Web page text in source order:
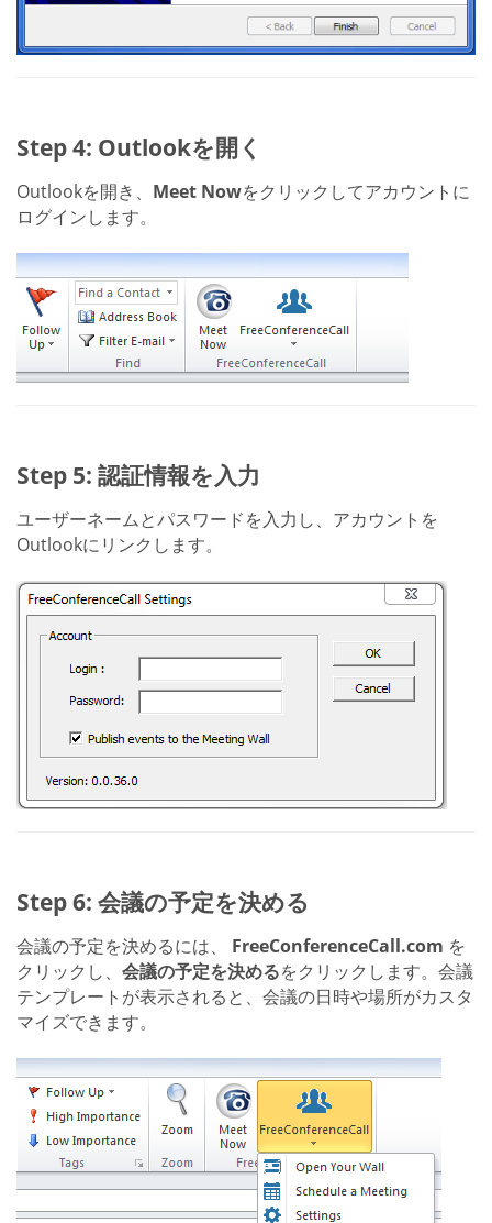
Step 4: Outlookを開く
Outlookを開き、 Meet Nowをクリックしてアカウントに
ログインします。
Step 5: 認証情報を入力
ユーザーネームとパスワードを入力し、アカウントを
Outlookにリンクします。
Step 6: 会議の予定を決める
会議の予定を決めるには、 FreeConferenceCall.com を
クリックし、 会議の予定を決めるをクリックします。会議
テンプレートが表示されると、会議の日時や場所がカスタ
マイズできます。